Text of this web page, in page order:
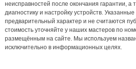
неисправностей после окончания гарантии, а
диагностику и настройку устройств.
предварительный характер и не считаются
стоимость уточняйте у наших мастеров по
размещённым на сайте. Мы используем
исключительно в информационных целях.